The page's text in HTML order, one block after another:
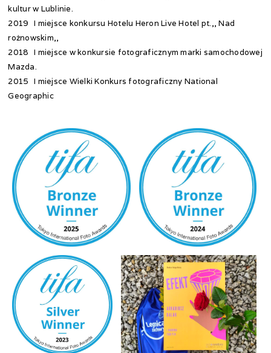
kultur w Lublinie.
2019 I miejsce konkursu Hotelu Heron Live Hotel pt.,, Nad
rożnowskim,,
2018 I miejsce w konkursie fotograficznym marki samochodowej
Mazda.
2015 I miejsce Wielki Konkurs fotograficzny National
Geographic